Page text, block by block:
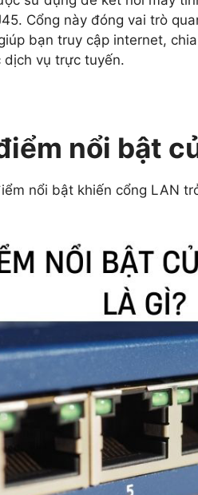
Cổng này đóng vai trò
bạn truy cập internet,
dịch vụ trực tuyến.
nổi bật
nổi bật khiến cổng LAN